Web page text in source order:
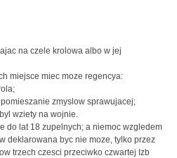
na czele krolowa albo w jej
miejsce miec moze regencya:
zmyslow sprawujacej;
wziety na wojnie.
do lat 18 zupelnych; a niemoc wzgledem
deklarowana byc nie moze, tylko przez
trzech czesci przeciwko czwartej Izb